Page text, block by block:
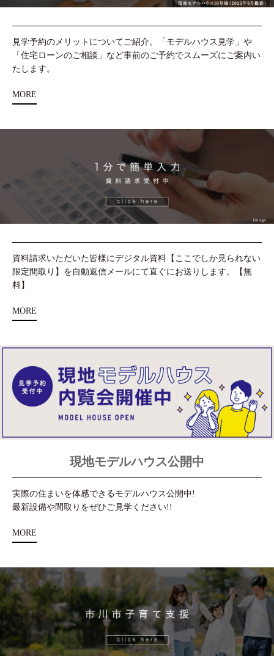
見学予約のメリットについてご紹介。「モデルハウス見学」や
「住宅ローンのご相談」など事前のご予約でスムーズにご案内い
たします。
MORE
資料請求いただいた皆様にデジタル資料【ここでしか見られない
限定間取り】を自動返信メールにて直ぐにお送りします。【無
料】
MORE
現地モデルハウス公開中
実際の住まいを体感できるモデルハウス公開中!
最新設備や間取りをぜひご見学ください!!
MORE